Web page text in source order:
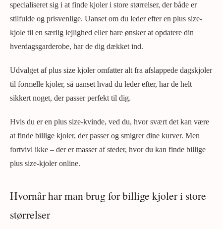
specialiseret sig i at finde kjoler i store størrelser, der både er
stilfulde og prisvenlige. Uanset om du leder efter en plus size-
kjole til en særlig lejlighed eller bare ønsker at opdatere din
hverdagsgarderobe, har de dig dækket ind.
Udvalget af plus size kjoler omfatter alt fra afslappede dagskjoler
til formelle kjoler, så uanset hvad du leder efter, har de helt
sikkert noget, der passer perfekt til dig.
Hvis du er en plus size-kvinde, ved du, hvor svært det kan være
at finde billige kjoler, der passer og smigrer dine kurver. Men
fortvivl ikke – der er masser af steder, hvor du kan finde billige
plus size-kjoler online.
Hvornår har man brug for billige kjoler i store
størrelser